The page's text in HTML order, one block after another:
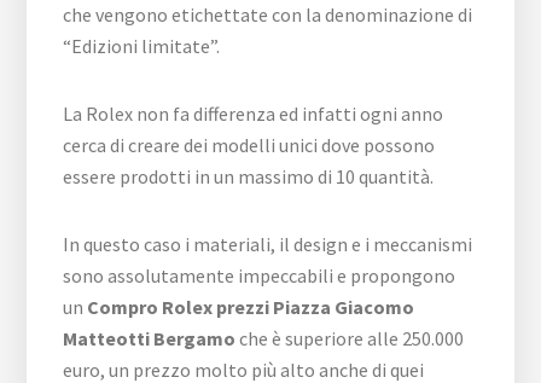
che vengono etichettate con la denominazione di
“Edizioni limitate”.
La Rolex non fa differenza ed infatti ogni anno
cerca di creare dei modelli unici dove possono
essere prodotti in un massimo di 10 quantità.
In questo caso i materiali, il design e i meccanismi
sono assolutamente impeccabili e propongono
un Compro Rolex prezzi Piazza Giacomo
Matteotti Bergamo che è superiore alle 250.000
euro, un prezzo molto più alto anche di quei